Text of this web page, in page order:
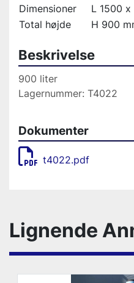
Dimensioner
L 1500
Total højde
H 900
Beskrivelse
900 liter
Lagernummer: T4022
Dokumenter
t4022.pdf
Lignende